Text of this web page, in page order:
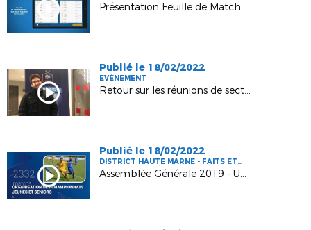
Présentation Feuille de Match Informatisée (FMI)
Publié le 18/02/2022
EVÈNEMENT
Retour sur les réunions de secteur 2019
Publié le 18/02/2022
DISTRICT HAUTE MARNE - FAITS ET
CHIFFRES
Assemblée Générale 2019 - Une saison d'activité pour le foot Haut-Marnais